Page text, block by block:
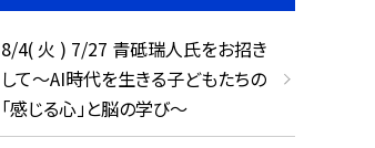
8/4( 火 ) 7/27 青砥瑞人氏をお招き
して〜AI時代を生きる子どもたちの
「感じる心」と脳の学び〜